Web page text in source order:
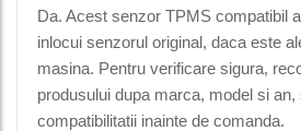
Da. Acest senzor TPMS compatibil
inlocui senzorul original, daca este
masina. Pentru verificare sigura,
produsului dupa marca, model si
compatibilitatii inainte de comanda.